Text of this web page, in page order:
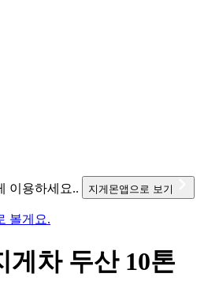
이용하세요.. 지게몬앱으로 보기
볼게요.
게차 두산 10톤